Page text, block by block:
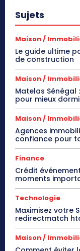
Sujets
Maison /
Le guide ultime
de construction
Maison /
Matelas
pour mieux
Maison /
Agences
confiance pour
Finance
Crédit
moments
Technologie
Maximisez votre
redirectmatch
Maison /